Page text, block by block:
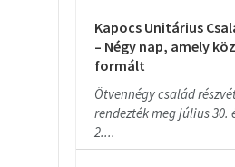
Kapocs Unitárius
– Négy nap, amely
formált
Ötvennégy család
rendezték meg július 30.
2....